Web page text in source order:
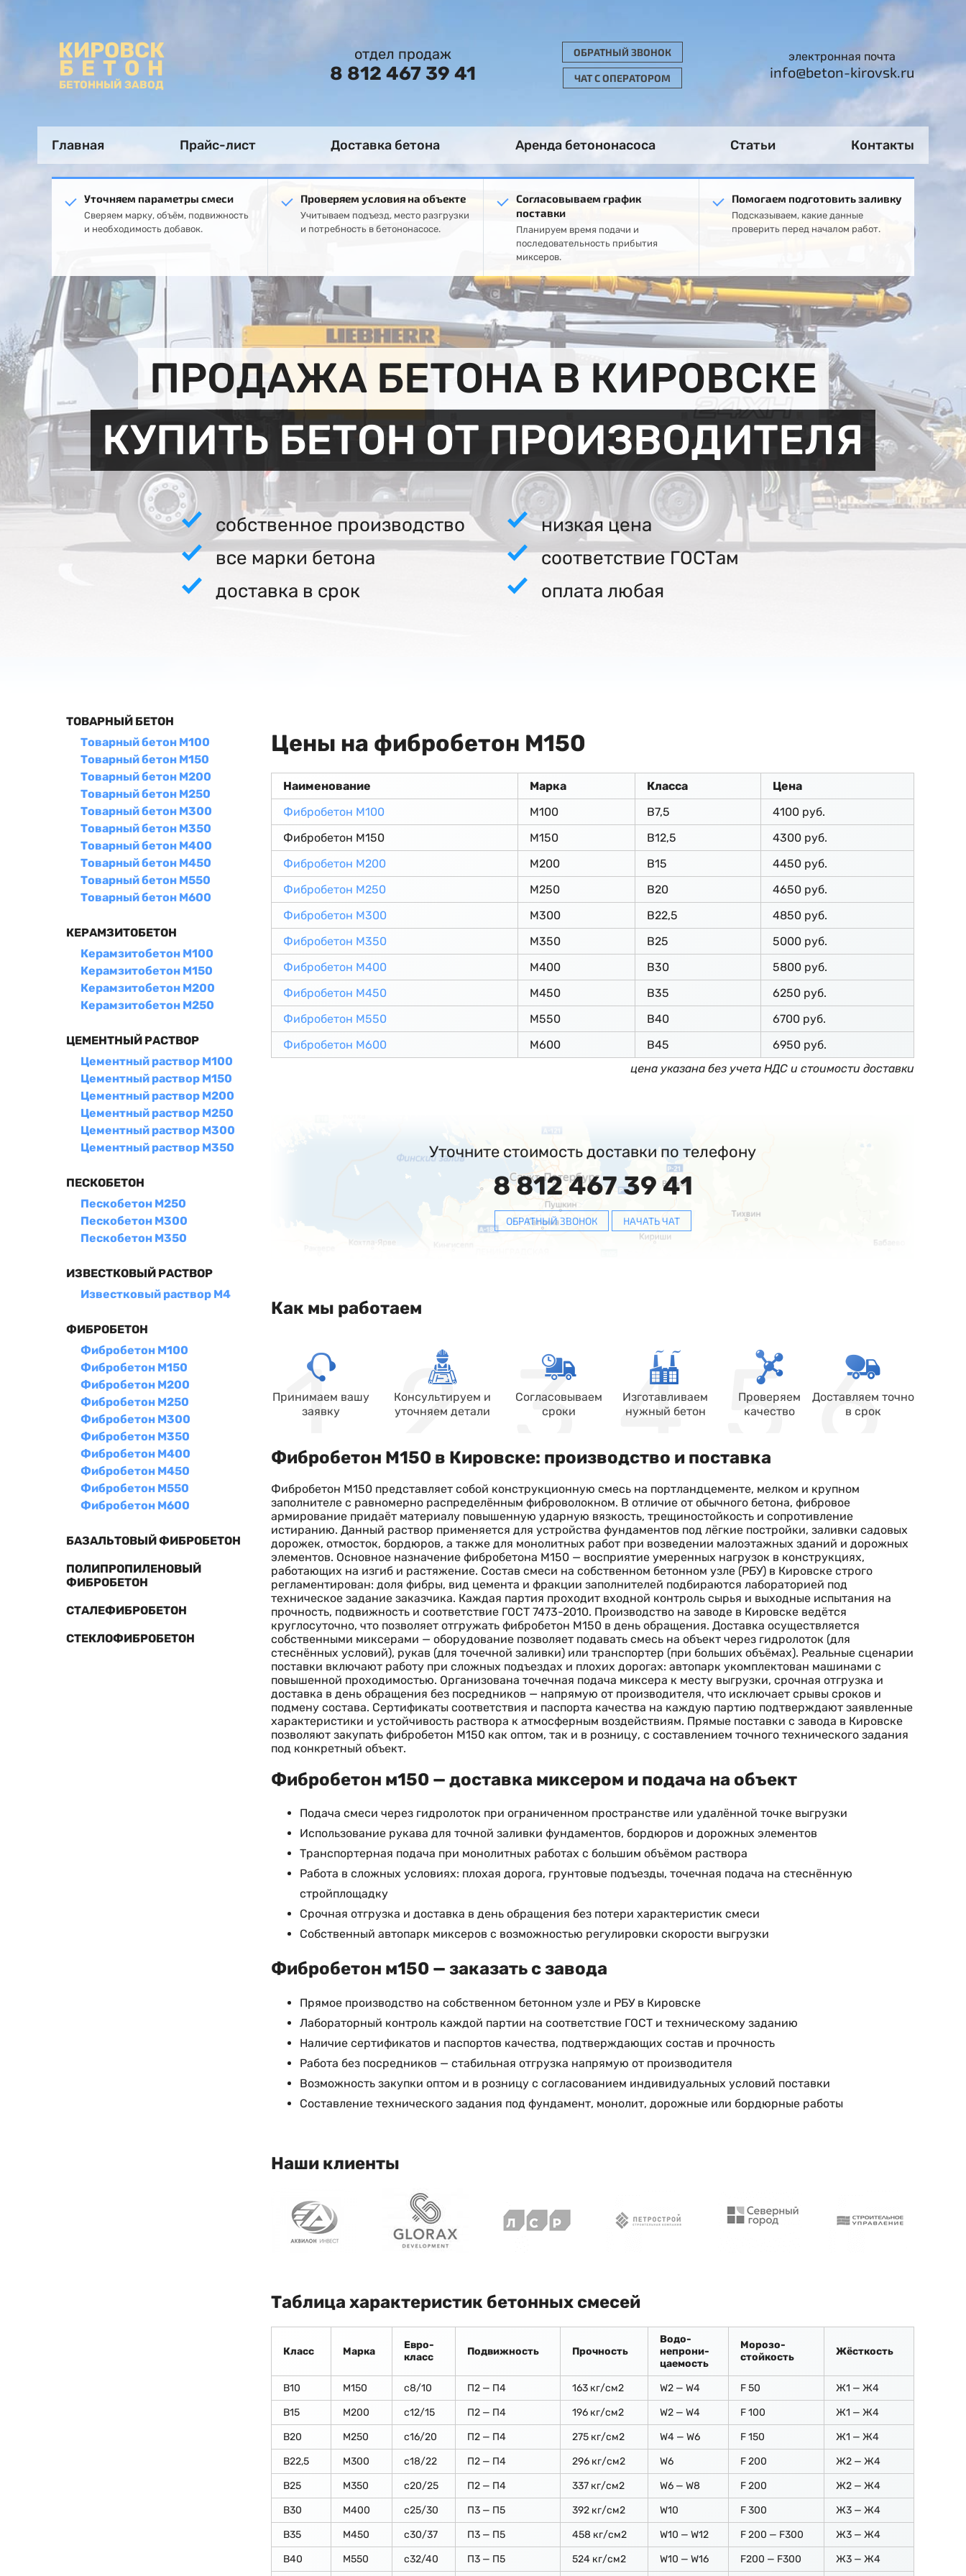
КИРОВСК
БЕТОН
БЕТОННЫЙ ЗАВОД
отдел продаж
8 812 467 39 41
ОБРАТНЫЙ ЗВОНОК
ЧАТ С ОПЕРАТОРОМ
электронная почта
info@beton-kirovsk.ru
Главная Прайс-лист Доставка бетона Аренда бетононасоса Статьи Контакты
Уточняем параметры смеси
Сверяем марку, объём, подвижность
и необходимость добавок.
Проверяем условия на объекте
Учитываем подъезд, место разгрузки
и потребность в бетононасосе.
Согласовываем график
поставки
Планируем время подачи и
последовательность прибытия
миксеров.
Помогаем подготовить заливку
Подсказываем, какие данные
проверить перед началом работ.
ПРОДАЖА БЕТОНА В КИРОВСКЕ
КУПИТЬ БЕТОН ОТ ПРОИЗВОДИТЕЛЯ
собственное производство
низкая цена
все марки бетона
соответствие ГОСТам
доставка в срок
оплата любая
ТОВАРНЫЙ БЕТОН
Товарный бетон М100
Товарный бетон М150
Товарный бетон М200
Товарный бетон М250
Товарный бетон М300
Товарный бетон М350
Товарный бетон М400
Товарный бетон М450
Товарный бетон М550
Товарный бетон М600
КЕРАМЗИТОБЕТОН
Керамзитобетон М100
Керамзитобетон М150
Керамзитобетон М200
Керамзитобетон М250
ЦЕМЕНТНЫЙ РАСТВОР
Цементный раствор М100
Цементный раствор М150
Цементный раствор М200
Цементный раствор М250
Цементный раствор М300
Цементный раствор М350
ПЕСКОБЕТОН
Пескобетон М250
Пескобетон М300
Пескобетон М350
ИЗВЕСТКОВЫЙ РАСТВОР
Известковый раствор М4
ФИБРОБЕТОН
Фибробетон М100
Фибробетон М150
Фибробетон М200
Фибробетон М250
Фибробетон М300
Фибробетон М350
Фибробетон М400
Фибробетон М450
Фибробетон М550
Фибробетон М600
БАЗАЛЬТОВЫЙ ФИБРОБЕТОН
ПОЛИПРОПИЛЕНОВЫЙ
ФИБРОБЕТОН
СТАЛЕФИБРОБЕТОН
СТЕКЛОФИБРОБЕТОН
Цены на фибробетон М150
Наименование Марка Класса
Цена
Фибробетон М100
М100 В7,5
4100 руб.
Фибробетон М150
М150 В12,5
4300 руб.
Фибробетон М200
М200 В15
4450 руб.
Фибробетон М250
М250 В20
4650 руб.
Фибробетон М300
М300 В22,5
4850 руб.
Фибробетон М350
М350 В25
5000 руб.
Фибробетон М400
М400 В30
5800 руб.
Фибробетон М450
М450 В35
6250 руб.
Фибробетон М550
М550 В40
6700 руб.
Фибробетон М600
М600 В45
6950 руб.
цена указана без учета НДС и стоимости доставки
Уточните стоимость доставки по телефону
8 812 467 39 41
ОБРАТНЫЙ ЗВОНОК НАЧАТЬ ЧАТ
Как мы работаем
Принимаем вашу
заявку
Консультируем и
уточняем детали
Согласовываем
сроки
Изготавливаем
нужный бетон
Проверяем
качество
Доставляем точно
в срок
Фибробетон М150 в Кировске: производство и поставка
Фибробетон М150 представляет собой конструкционную смесь на портландцементе, мелком и крупном
заполнителе с равномерно распределённым фиброволокном. В отличие от обычного бетона, фибровое
армирование придаёт материалу повышенную ударную вязкость, трещиностойкость и сопротивление
истиранию. Данный раствор применяется для устройства фундаментов под лёгкие постройки, заливки садовых
дорожек, отмосток, бордюров, а также для монолитных работ при возведении малоэтажных зданий и дорожных
элементов. Основное назначение фибробетона М150 — восприятие умеренных нагрузок в конструкциях,
работающих на изгиб и растяжение. Состав смеси на собственном бетонном узле (РБУ) в Кировске строго
регламентирован: доля фибры, вид цемента и фракции заполнителей подбираются лабораторией под
техническое задание заказчика. Каждая партия проходит входной контроль сырья и выходные испытания на
прочность, подвижность и соответствие ГОСТ 7473-2010. Производство на заводе в Кировске ведётся
круглосуточно, что позволяет отгружать фибробетон М150 в день обращения. Доставка осуществляется
собственными миксерами — оборудование позволяет подавать смесь на объект через гидролоток (для
стеснённых условий), рукав (для точечной заливки) или транспортер (при больших объёмах). Реальные сценарии
поставки включают работу при сложных подъездах и плохих дорогах: автопарк укомплектован машинами с
повышенной проходимостью. Организована точечная подача миксера к месту выгрузки, срочная отгрузка и
доставка в день обращения без посредников — напрямую от производителя, что исключает срывы сроков и
подмену состава. Сертификаты соответствия и паспорта качества на каждую партию подтверждают заявленные
характеристики и устойчивость раствора к атмосферным воздействиям. Прямые поставки с завода в Кировске
позволяют закупать фибробетон М150 как оптом, так и в розницу, с составлением точного технического задания
под конкретный объект.
Фибробетон м150 — доставка миксером и подача на объект
Подача смеси через гидролоток при ограниченном пространстве или удалённой точке выгрузки
Использование рукава для точной заливки фундаментов, бордюров и дорожных элементов
Транспортерная подача при монолитных работах с большим объёмом раствора
Работа в сложных условиях: плохая дорога, грунтовые подъезды, точечная подача на стеснённую
стройплощадку
Срочная отгрузка и доставка в день обращения без потери характеристик смеси
Собственный автопарк миксеров с возможностью регулировки скорости выгрузки
Фибробетон м150 — заказать с завода
Прямое производство на собственном бетонном узле и РБУ в Кировске
Лабораторный контроль каждой партии на соответствие ГОСТ и техническому заданию
Наличие сертификатов и паспортов качества, подтверждающих состав и прочность
Работа без посредников — стабильная отгрузка напрямую от производителя
Возможность закупки оптом и в розницу с согласованием индивидуальных условий поставки
Составление технического задания под фундамент, монолит, дорожные или бордюрные работы
Наши клиенты
Таблица характеристик бетонных смесей
Класс Марка
Евро-
класс
Подвижность Прочность
Водо-
непрони-
цаемость
Морозо-
стойкость
Жёсткость
В10 М150 c8/10 П2 — П4 163 кг/см2 W2 — W4 F 50
Ж1 — Ж4
В15
М200 с12/15 П2 — П4 196 кг/см2 W2 — W4 F 100
Ж1 — Ж4
В20
М250 с16/20 П2 — П4 275 кг/см2 W4 — W6 F 150
Ж1 — Ж4
В22,5
М300 с18/22 П2 — П4 296 кг/см2 W6 F 200
Ж2 — Ж4
В25
М350 с20/25 П2 — П4 337 кг/см2 W6 — W8 F 200
Ж2 — Ж4
В30
М400 с25/30 П3 — П5 392 кг/см2 W10 F 300
Ж3 — Ж4
В35
М450 с30/37 П3 — П5 458 кг/см2 W10 — W12 F 200 — F300
Ж3 — Ж4
В40
М550 с32/40 П3 — П5 524 кг/см2 W10 — W16 F200 — F300 Ж3 — Ж4